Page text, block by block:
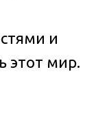
и
этот мир.